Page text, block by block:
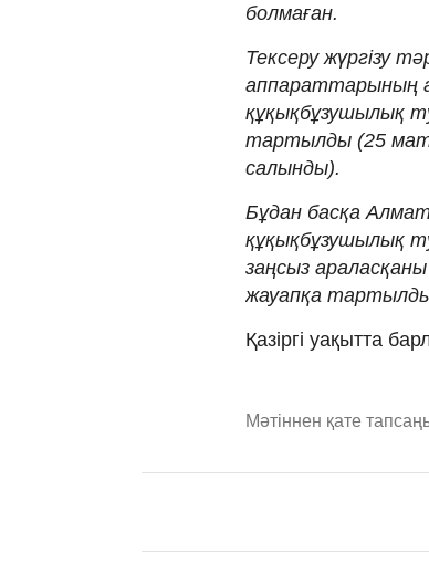
болмаған.
Тексеру жүргізу
аппараттарының
құқықбұзушылық
тартылды (25
салынды).
Бұдан басқа
құқықбұзушылық
заңсыз
жауапқа
Қазіргі уақытта
Мәтіннен қате